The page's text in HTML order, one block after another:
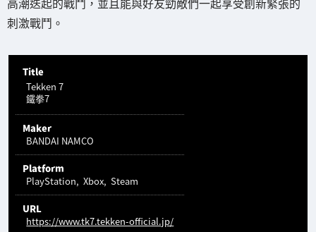
刺激戰鬥。
Title
Tekken 7
鐵拳7
Maker
BANDAI NAMCO
Platform
PlayStation Xbox Steam
URL
https://www.tk7.tekken-official.jp/